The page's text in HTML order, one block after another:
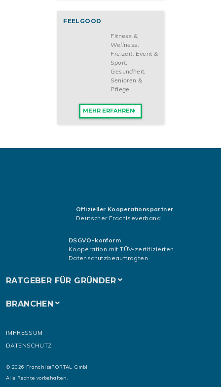
FEELGOOD
Fitness &
Wellness
Freizeit, Event &
Sport
Gesundheit,
Senioren &
Pflege
MEHR ERFAHREN
Offizieller Kooperationspartner
Deutscher Frachiseverband
DSGVO-konform
Kooperation mit TÜV-zertifizierten
Datenschutzbeauftragten
RATGEBER FÜR GRÜNDER
BRANCHEN
IMPRESSUM
DATENSCHUTZ
© 2026 FranchisePORTAL GmbH
Alle Rechte vorbehalten.